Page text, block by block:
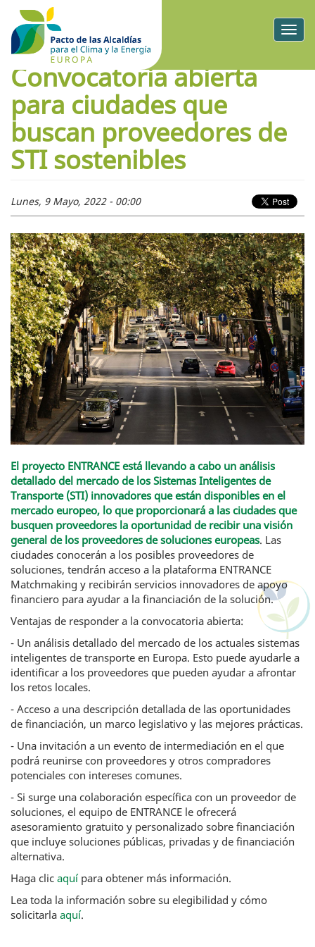
Convocatoria abierta
para ciudades que
buscan proveedores de
STI sostenibles
Lunes, 9 Mayo, 2022 - 00:00
El proyecto ENTRANCE está llevando a cabo un análisis
detallado del mercado de los Sistemas Inteligentes de
Transporte (STI) innovadores que están disponibles en el
mercado europeo, lo que proporcionará a las ciudades que
busquen proveedores la oportunidad de recibir una visión
general de los proveedores de soluciones europeas. Las
ciudades conocerán a los posibles proveedores de
soluciones, tendrán acceso a la plataforma ENTRANCE
Matchmaking y recibirán servicios innovadores de apoyo
financiero para ayudar a la financiación de la solución.
Ventajas de responder a la convocatoria abierta:
- Un análisis detallado del mercado de los actuales sistemas
inteligentes de transporte en Europa. Esto puede ayudarle a
identificar a los proveedores que pueden ayudar a afrontar
los retos locales.
- Acceso a una descripción detallada de las oportunidades
de financiación, un marco legislativo y las mejores prácticas.
- Una invitación a un evento de intermediación en el que
podrá reunirse con proveedores y otros compradores
potenciales con intereses comunes.
- Si surge una colaboración específica con un proveedor de
soluciones, el equipo de ENTRANCE le ofrecerá
asesoramiento gratuito y personalizado sobre financiación
que incluye soluciones públicas, privadas y de financiación
alternativa.
Haga clic aquí para obtener más información.
Lea toda la información sobre su elegibilidad y cómo
solicitarla aquí.